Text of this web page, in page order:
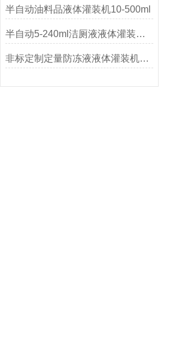
半自动油料品液体灌装机10-500ml
半自动5-240ml洁厕液液体灌装机功能参数
非标定制定量防冻液液体灌装机厂家